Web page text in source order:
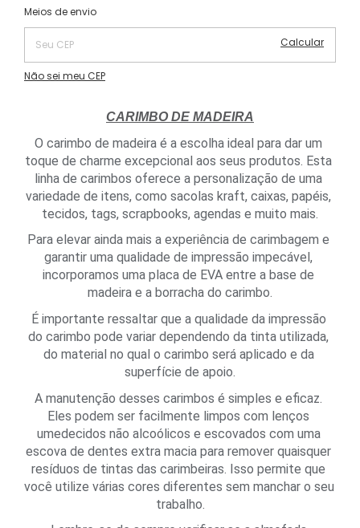
Entregas para o CEP:
Meios de envio
Calcular
Não sei meu CEP
CARIMBO DE MADEIRA
O carimbo de madeira é a escolha ideal para dar um
toque de charme excepcional aos seus produtos. Esta
linha de carimbos oferece a personalização de uma
variedade de itens, como sacolas kraft, caixas, papéis,
tecidos, tags, scrapbooks, agendas e muito mais.
Para elevar ainda mais a experiência de carimbagem e
garantir uma qualidade de impressão impecável,
incorporamos uma placa de EVA entre a base de
madeira e a borracha do carimbo.
É importante ressaltar que a qualidade da impressão
do carimbo pode variar dependendo da tinta utilizada,
do material no qual o carimbo será aplicado e da
superfície de apoio.
A manutenção desses carimbos é simples e eficaz.
Eles podem ser facilmente limpos com lenços
umedecidos não alcoólicos e escovados com uma
escova de dentes extra macia para remover quaisquer
resíduos de tintas das carimbeiras. Isso permite que
você utilize várias cores diferentes sem manchar o seu
trabalho.